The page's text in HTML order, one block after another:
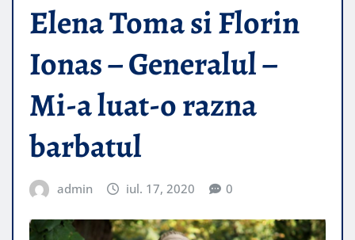
Elena Toma si Florin
Ionas – Generalul –
Mi-a luat-o razna
barbatul
admin iul. 17, 2020 0